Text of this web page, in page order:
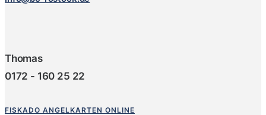
Thomas
0172 - 160 25 22
FISKADO ANGELKARTEN ONLINE